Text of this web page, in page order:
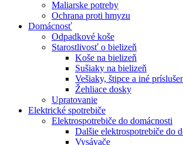
Maliarske potreby
Ochrana proti hmyzu
Domácnosť
Odpadkové koše
Starostlivosť o bielizeň
Koše na bielizeň
Sušiaky na bielizeň
Vešiaky, štipce a iné
Žehliace dosky
Upratovanie
Elektrické spotrebiče
Elektrospotrebiče do domácnosti
Dalšie elektrospotrebiče do
Vysávače